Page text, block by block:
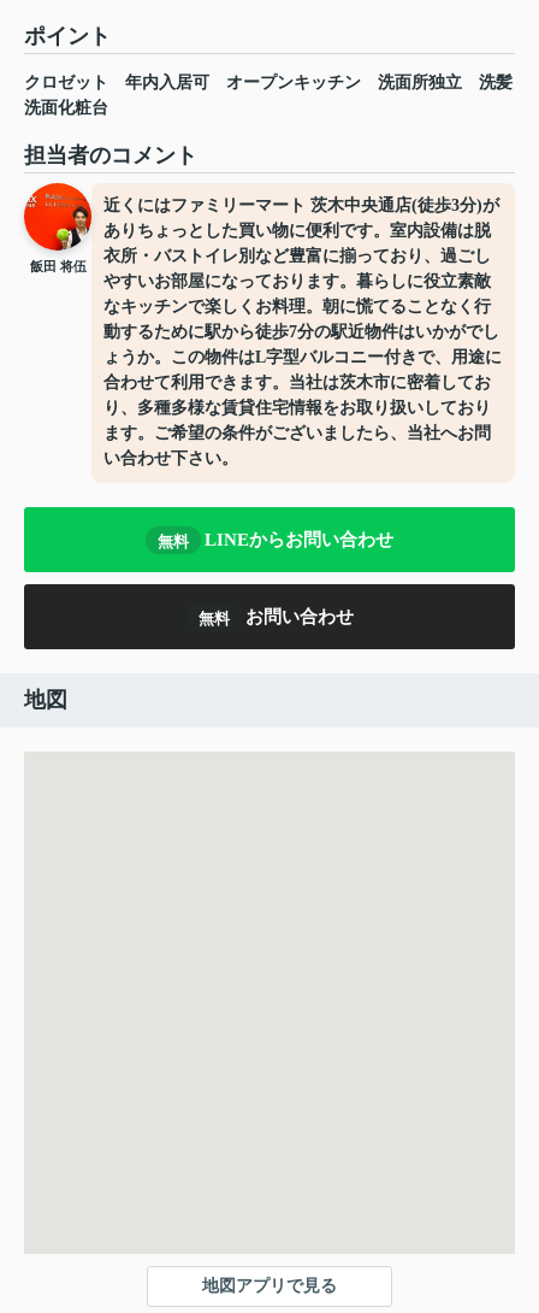
ポイント
クロゼット 年内入居可 オープンキッチン 洗面所独立
洗髪
洗面化粧台
担当者のコメント
飯田 将伍
近くにはファミリーマート 茨木中央通店(徒歩3分)が
ありちょっとした買い物に便利です。室内設備は脱
衣所・バストイレ別など豊富に揃っており、過ごし
やすいお部屋になっております。暮らしに役立素敵
なキッチンで楽しくお料理。朝に慌てることなく行
動するために駅から徒歩7分の駅近物件はいかがでし
ょうか。この物件はL字型バルコニー付きで、用途に
合わせて利用できます。当社は茨木市に密着してお
り、多種多様な賃貸住宅情報をお取り扱いしており
ます。ご希望の条件がございましたら、当社へお問
い合わせ下さい。
無料 LINEからお問い合わせ
無料 お問い合わせ
地図
地図アプリで見る